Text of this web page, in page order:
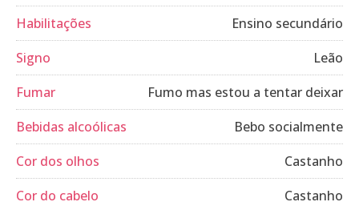
Habilitações
Ensino secundário
Signo
Leão
Fumar
Fumo mas estou a tentar deixar
Bebidas alcoólicas
Bebo socialmente
Cor dos olhos
Castanho
Cor do cabelo
Castanho